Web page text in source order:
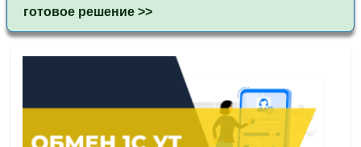
готовое решение >>